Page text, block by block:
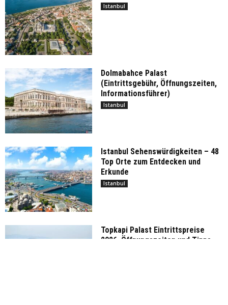
Istanbul
Dolmabahce Palast
(Eintrittsgebühr, Öffnungszeiten,
Informationsführer)
Istanbul
Istanbul Sehenswürdigkeiten – 48
Top Orte zum Entdecken und
Erkunde
Istanbul
Topkapi Palast Eintrittspreise
2026, Öffnungszeiten und Tipps